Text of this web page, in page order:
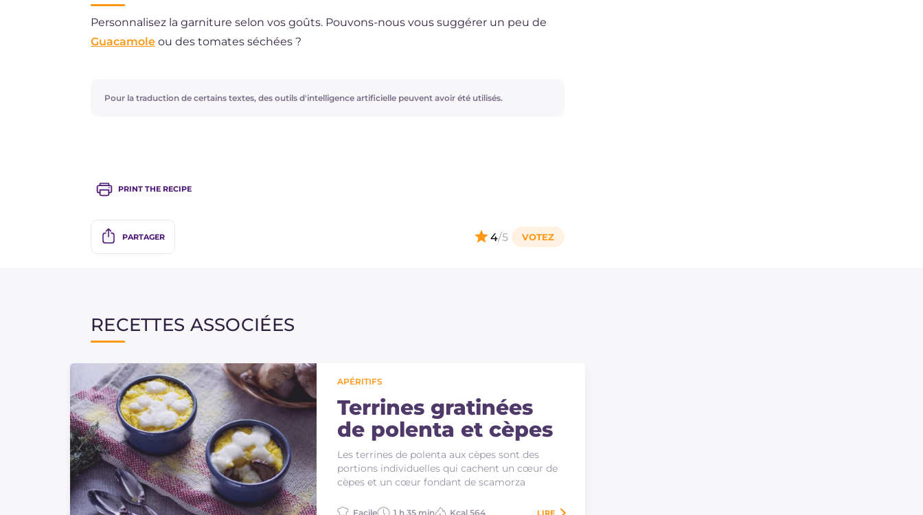
Personnalisez la garniture selon vos goûts. Pouvons-nous vous suggérer un peu de
Guacamole ou des tomates séchées ?
Pour la traduction de certains textes, des outils d'intelligence artificielle peuvent avoir été utilisés.
PRINT THE RECIPE
PARTAGER 4/5
RECETTES ASSOCIÉES
APÉRITIFS
Terrines gratinées
de polenta et cèpes
Les terrines de polenta aux cèpes sont des
portions individuelles qui cachent un cœur de
cèpes et un cœur fondant de scamorza
Facile 1 h 35 min Kcal 564 LIRE